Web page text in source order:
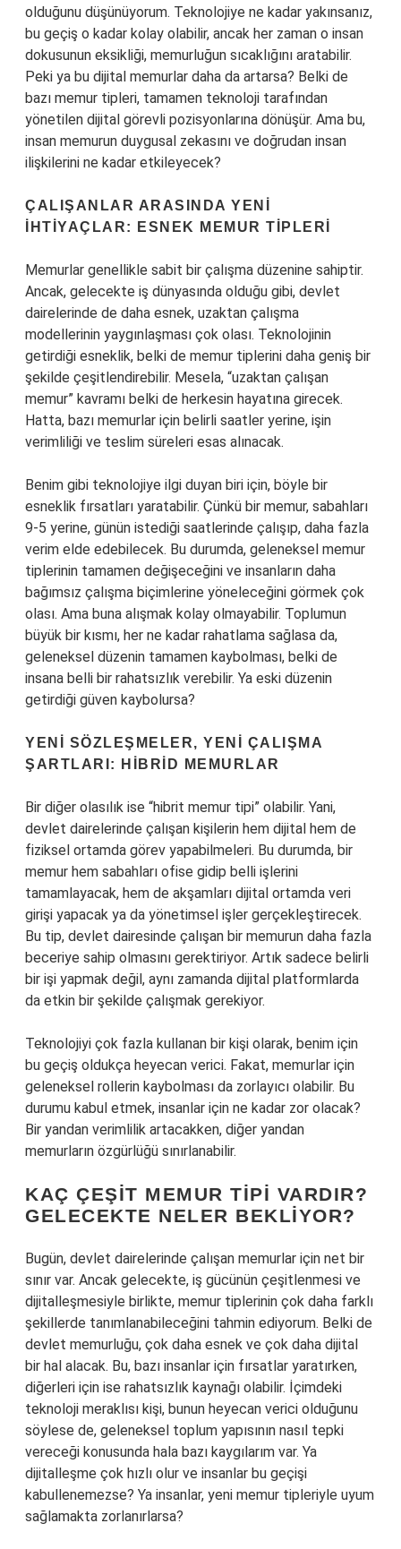
olduğunu düşünüyorum. Teknolojiye ne kadar yakınsanız,
bu geçiş o kadar kolay olabilir, ancak her zaman o insan
dokusunun eksikliği, memurluğun sıcaklığını aratabilir.
Peki ya bu dijital memurlar daha da artarsa? Belki de
bazı memur tipleri, tamamen teknoloji tarafından
yönetilen dijital görevli pozisyonlarına dönüşür. Ama bu,
insan memurun duygusal zekasını ve doğrudan insan
ilişkilerini ne kadar etkileyecek?
ÇALIŞANLAR ARASINDA YENI
İHTIYAÇLAR: ESNEK MEMUR TIPLERI
Memurlar genellikle sabit bir çalışma düzenine sahiptir.
Ancak, gelecekte iş dünyasında olduğu gibi, devlet
dairelerinde de daha esnek, uzaktan çalışma
modellerinin yaygınlaşması çok olası. Teknolojinin
getirdiği esneklik, belki de memur tiplerini daha geniş bir
şekilde çeşitlendirebilir. Mesela, “uzaktan çalışan
memur” kavramı belki de herkesin hayatına girecek.
Hatta, bazı memurlar için belirli saatler yerine, işin
verimliliği ve teslim süreleri esas alınacak.
Benim gibi teknolojiye ilgi duyan biri için, böyle bir
esneklik fırsatları yaratabilir. Çünkü bir memur, sabahları
9-5 yerine, günün istediği saatlerinde çalışıp, daha fazla
verim elde edebilecek. Bu durumda, geleneksel memur
tiplerinin tamamen değişeceğini ve insanların daha
bağımsız çalışma biçimlerine yöneleceğini görmek çok
olası. Ama buna alışmak kolay olmayabilir. Toplumun
büyük bir kısmı, her ne kadar rahatlama sağlasa da,
geleneksel düzenin tamamen kaybolması, belki de
insana belli bir rahatsızlık verebilir. Ya eski düzenin
getirdiği güven kaybolursa?
YENI SÖZLEŞMELER, YENI ÇALIŞMA
ŞARTLARI: HIBRID MEMURLAR
Bir diğer olasılık ise “hibrit memur tipi” olabilir. Yani,
devlet dairelerinde çalışan kişilerin hem dijital hem de
fiziksel ortamda görev yapabilmeleri. Bu durumda, bir
memur hem sabahları ofise gidip belli işlerini
tamamlayacak, hem de akşamları dijital ortamda veri
girişi yapacak ya da yönetimsel işler gerçekleştirecek.
Bu tip, devlet dairesinde çalışan bir memurun daha fazla
beceriye sahip olmasını gerektiriyor. Artık sadece belirli
bir işi yapmak değil, aynı zamanda dijital platformlarda
da etkin bir şekilde çalışmak gerekiyor.
Teknolojiyi çok fazla kullanan bir kişi olarak, benim için
bu geçiş oldukça heyecan verici. Fakat, memurlar için
geleneksel rollerin kaybolması da zorlayıcı olabilir. Bu
durumu kabul etmek, insanlar için ne kadar zor olacak?
Bir yandan verimlilik artacakken, diğer yandan
memurların özgürlüğü sınırlanabilir.
KAÇ ÇEŞIT MEMUR TIPI VARDIR?
GELECEKTE NELER BEKLIYOR?
Bugün, devlet dairelerinde çalışan memurlar için net bir
sınır var. Ancak gelecekte, iş gücünün çeşitlenmesi ve
dijitalleşmesiyle birlikte, memur tiplerinin çok daha farklı
şekillerde tanımlanabileceğini tahmin ediyorum. Belki de
devlet memurluğu, çok daha esnek ve çok daha dijital
bir hal alacak. Bu, bazı insanlar için fırsatlar yaratırken,
diğerleri için ise rahatsızlık kaynağı olabilir. İçimdeki
teknoloji meraklısı kişi, bunun heyecan verici olduğunu
söylese de, geleneksel toplum yapısının nasıl tepki
vereceği konusunda hala bazı kaygılarım var. Ya
dijitalleşme çok hızlı olur ve insanlar bu geçişi
kabullenemezse? Ya insanlar, yeni memur tipleriyle uyum
sağlamakta zorlanırlarsa?